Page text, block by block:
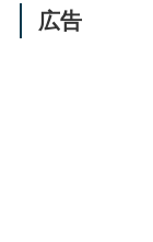
広告